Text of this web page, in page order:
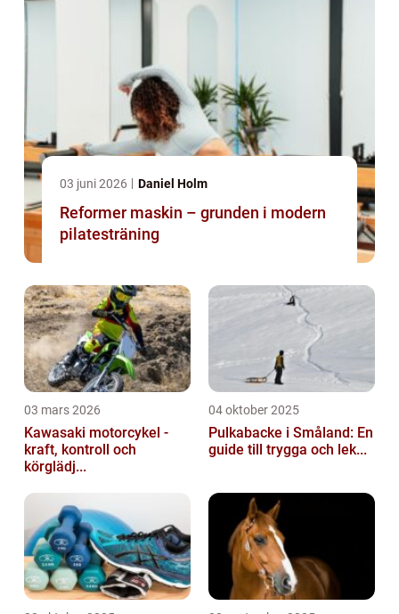
03 juni 2026 Daniel Holm
Reformer maskin – grunden i modern
pilatesträning
03 mars 2026
Kawasaki motorcykel -
kraft, kontroll och
körglädj...
04 oktober 2025
Pulkabacke i Småland: En
guide till trygga och lek...